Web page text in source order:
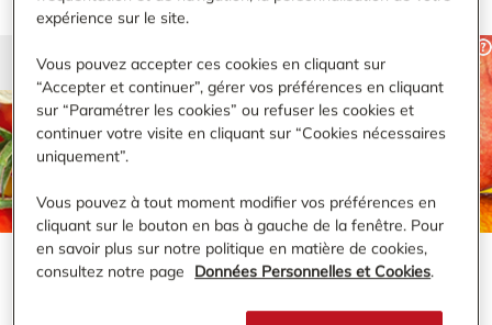
RECHERCHER
expérience sur le site.
Vous pouvez accepter ces cookies en cliquant sur
“Accepter et continuer”, gérer vos préférences en cliquant
sur “Paramétrer les cookies” ou refuser les cookies et
continuer votre visite en cliquant sur “Cookies nécessaires
uniquement”.
Vous pouvez à tout moment modifier vos préférences en
cliquant sur le bouton en bas à gauche de la fenêtre. Pour
en savoir plus sur notre politique en matière de cookies,
consultez notre page
Données Personnelles et Cookies.